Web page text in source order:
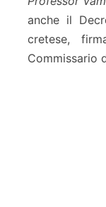
anche il
cretese,
Commissario